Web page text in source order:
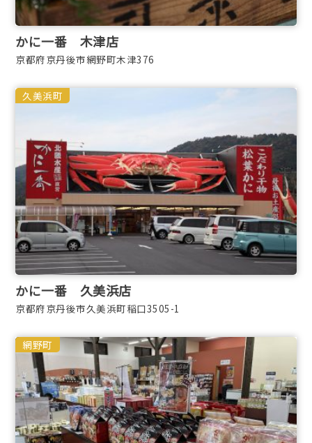
かに一番 木津店
京都府京丹後市網野町木津376
久美浜町
かに一番 久美浜店
京都府京丹後市久美浜町稲口3505-1
網野町